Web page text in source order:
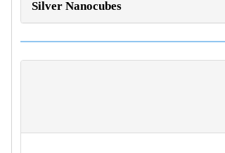
Silver Nanocubes